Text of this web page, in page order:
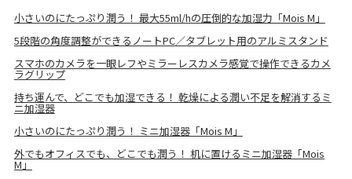
小さいのにたっぷり潤う！ 最大55ml/hの圧倒的な加湿力「Mois M」
5段階の角度調整ができるノートPC／タブレット用のアルミスタンド
スマホのカメラを一眼レフやミラーレスカメラ感覚で操作できるカメ
ラグリップ
持ち運んで、どこでも加湿できる！ 乾燥による潤い不足を解消するミ
ニ加湿器
小さいのにたっぷり潤う！ ミニ加湿器「Mois M」
外でもオフィスでも、どこでも潤う！ 机に置けるミニ加湿器「Mois
M」